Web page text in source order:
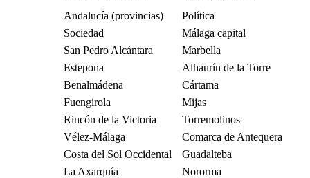
Andalucía (provincias)
Política
Sociedad
Málaga capital
San Pedro Alcántara
Marbella
Estepona
Alhaurín de la Torre
Benalmádena
Cártama
Fuengirola
Mijas
Rincón de la Victoria
Torremolinos
Vélez-Málaga
Comarca de Antequera
Costa del Sol Occidental
Guadalteba
La Axarquía
Nororma